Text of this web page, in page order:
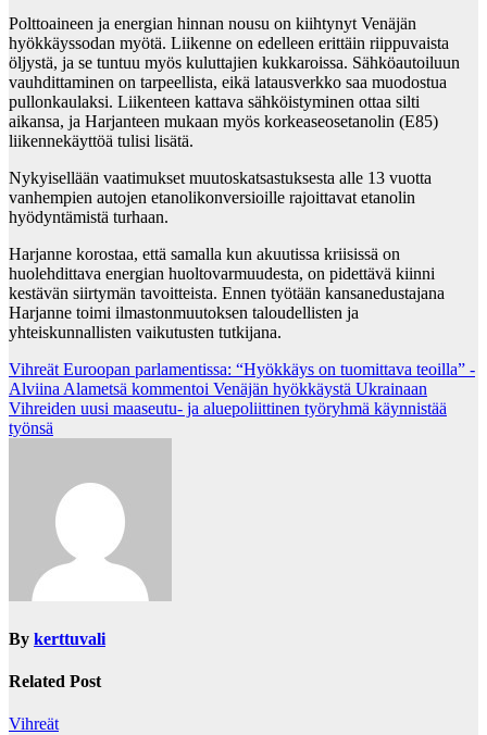
Polttoaineen ja energian hinnan nousu on kiihtynyt Venäjän
hyökkäyssodan myötä. Liikenne on edelleen erittäin riippuvaista
öljystä, ja se tuntuu myös kuluttajien kukkaroissa. Sähköautoiluun
vauhdittaminen on tarpeellista, eikä latausverkko saa muodostua
pullonkaulaksi. Liikenteen kattava sähköistyminen ottaa silti
aikansa, ja Harjanteen mukaan myös korkeaseosetanolin (E85)
liikennekäyttöä tulisi lisätä.
Nykyisellään vaatimukset muutoskatsastuksesta alle 13 vuotta
vanhempien autojen etanolikonversioille rajoittavat etanolin
hyödyntämistä turhaan.
Harjanne korostaa, että samalla kun akuutissa kriisissä on
huolehdittava energian huoltovarmuudesta, on pidettävä kiinni
kestävän siirtymän tavoitteista. Ennen työtään kansanedustajana
Harjanne toimi ilmastonmuutoksen taloudellisten ja
yhteiskunnallisten vaikutusten tutkijana.
Post
navigation
Vihreät Euroopan parlamentissa: “Hyökkäys on tuomittava teoilla” -
Alviina Alametsä kommentoi Venäjän hyökkäystä Ukrainaan
Vihreiden uusi maaseutu- ja aluepoliittinen työryhmä käynnistää
työnsä
By kerttuvali
Related Post
Vihreät